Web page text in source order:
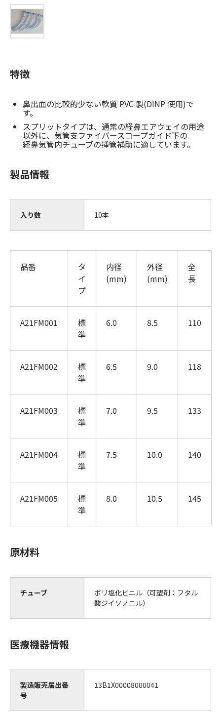
特徴
鼻出血の比較的少ない軟質 PVC 製(DINP 使用)で
す。
スプリットタイプは、通常の経鼻エアウェイの用途
以外に、気管支ファイバースコープガイド下の
経鼻気管内チューブの挿管補助に適しています。
製品情報
入り数 10本
品番
タ
イ
プ
内径
(mm)
外径
(mm)
全
長
A21FM001
標
準
6.0 8.5 110
A21FM002
標
準
6.5 9.0 118
A21FM003
標
準
7.0 9.5 133
A21FM004
標
準
7.5 10.0 140
A21FM005
標
準
8.0 10.5 145
原材料
チューブ
ポリ塩化ビニル（可塑剤：フタル
酸ジイソノニル）
医療機器情報
製造販売届出番
号
13B1X00008000041